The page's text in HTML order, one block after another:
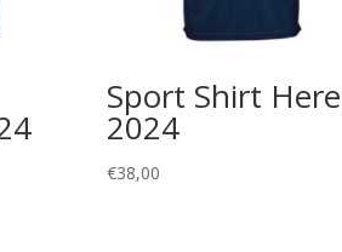
Sport Shirt
2024
€38,00